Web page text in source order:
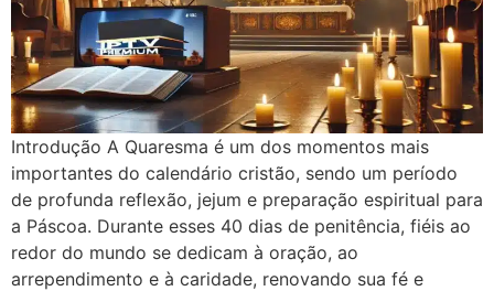
Introdução A Quaresma é um dos momentos mais
importantes do calendário cristão, sendo um período
de profunda reflexão, jejum e preparação espiritual para
a Páscoa. Durante esses 40 dias de penitência, fiéis ao
redor do mundo se dedicam à oração, ao
arrependimento e à caridade, renovando sua fé e